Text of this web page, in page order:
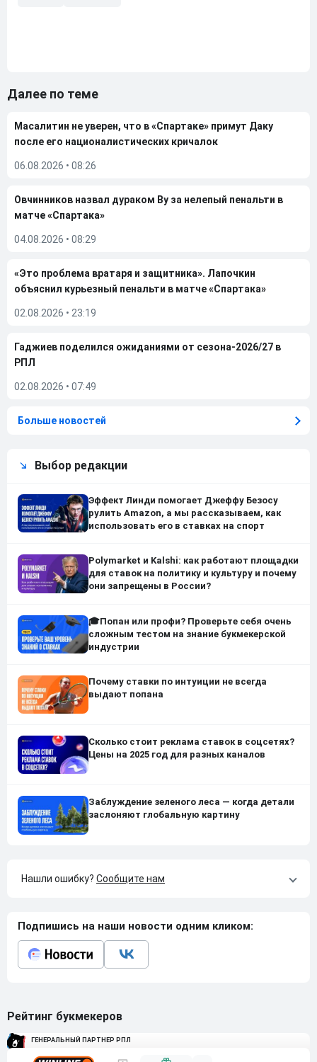
Далее по теме
Масалитин не уверен, что в «Спартаке» примут Даку
после его националистических кричалок
06.08.2026 • 08:26
Овчинников назвал дураком Ву за нелепый пенальти в
матче «Спартака»
04.08.2026 • 08:29
«Это проблема вратаря и защитника». Лапочкин
объяснил курьезный пенальти в матче «Спартака»
02.08.2026 • 23:19
Гаджиев поделился ожиданиями от сезона-2026/27 в
РПЛ
02.08.2026 • 07:49
Больше новостей
Выбор редакции
Эффект Линди помогает Джеффу Безосу
рулить Amazon, а мы рассказываем, как
использовать его в ставках на спорт
Polymarket и Kalshi: как работают площадки
для ставок на политику и культуру и почему
они запрещены в России?
🎓Попан или профи? Проверьте себя очень
сложным тестом на знание букмекерской
индустрии
Почему ставки по интуиции не всегда
выдают попана
Сколько стоит реклама ставок в соцсетях?
Цены на 2025 год для разных каналов
Заблуждение зеленого леса — когда детали
заслоняют глобальную картину
Нашли ошибку? Сообщите нам
Подпишись на наши новости одним кликом:
Рейтинг букмекеров
ГЕНЕРАЛЬНЫЙ ПАРТНЕР РПЛ